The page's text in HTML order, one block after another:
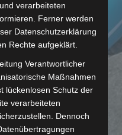
verarbeiteten
Ferner werden
Datenschutzerklärung
Rechte aufgeklärt.
Verantwortlicher
Maßnahmen
lückenlosen Schutz der
verarbeiteten
Dennoch